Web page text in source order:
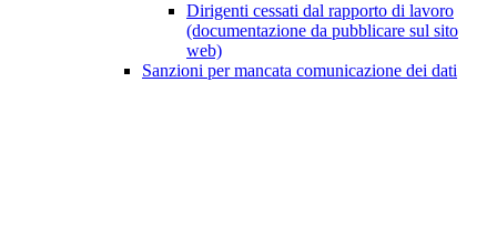
Dirigenti cessati dal rapporto di lavoro
(documentazione da pubblicare sul sito
web)
Sanzioni per mancata comunicazione dei dati